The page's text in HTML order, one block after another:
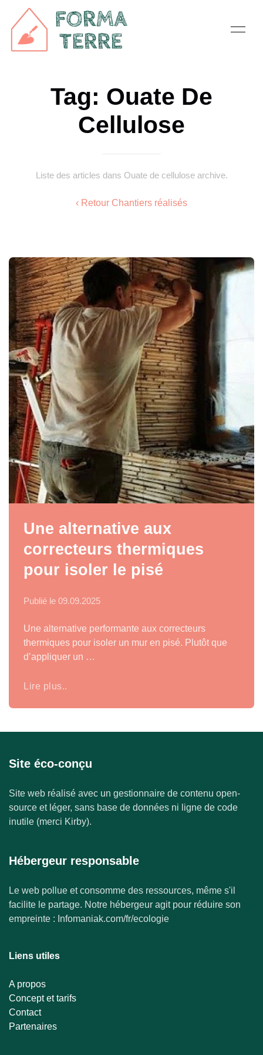
Tag: Ouate De
Cellulose
Liste des articles dans Ouate de cellulose archive.
‹ Retour Chantiers réalisés
Une alternative aux
correcteurs thermiques
pour isoler le pisé
Publié le 09.09.2025
Une alternative performante aux correcteurs
thermiques pour isoler un mur en pisé. Plutôt que
d’appliquer un …
Lire plus..
Site éco-conçu
Site web réalisé avec un gestionnaire de contenu open-
source et léger, sans base de données ni ligne de code
inutile (merci Kirby).
Hébergeur responsable
Le web pollue et consomme des ressources, même s'il
facilite le partage. Notre hébergeur agit pour réduire son
empreinte : Infomaniak.com/fr/ecologie
Liens utiles
A propos
Concept et tarifs
Contact
Partenaires